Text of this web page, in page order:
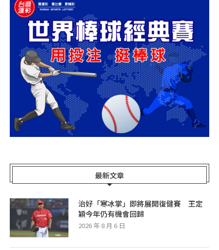
最新文章
治好「寒冰掌」即將展開復健賽 王定
穎今年仍有機會回歸
2026 年 8 月 6 日